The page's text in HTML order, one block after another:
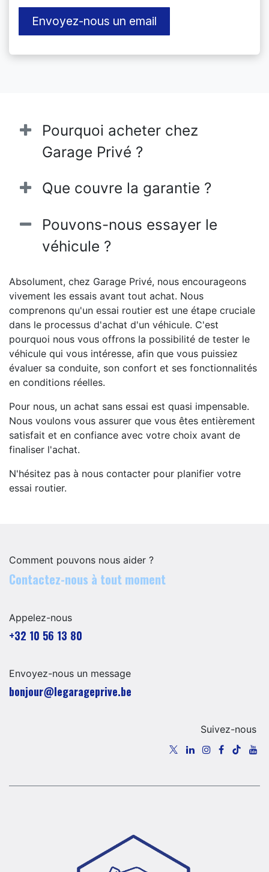
Envoyez-nous un email
Pourquoi acheter chez
Garage Privé ?
Que couvre la garantie ?
Pouvons-nous essayer le
véhicule ?
Absolument, chez Garage Privé, nous encourageons
vivement les essais avant tout achat. Nous
comprenons qu'un essai routier est une étape cruciale
dans le processus d'achat d'un véhicule. C'est
pourquoi nous vous offrons la possibilité de tester le
véhicule qui vous intéresse, afin que vous puissiez
évaluer sa conduite, son confort et ses fonctionnalités
en conditions réelles.
Pour nous, un achat sans essai est quasi impensable.
Nous voulons vous assurer que vous êtes entièrement
satisfait et en confiance avec votre choix avant de
finaliser l'achat.
N'hésitez pas à nous contacter pour planifier votre
essai routier.
Comment pouvons nous aider ?
Contactez-nous à tout moment
Appelez-nous
+32 10 56 13 80
Envoyez-nous un message
​​​​​​​​​​​bo​n​jour​@​lega​ra​geprive.​b​e​​​
Suivez-nous